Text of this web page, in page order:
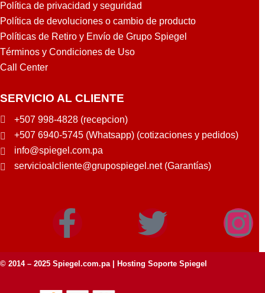
Política de privacidad y seguridad
Política de devoluciones o cambio de producto
Políticas de Retiro y Envío de Grupo Spiegel
Términos y Condiciones de Uso
Call Center
SERVICIO AL CLIENTE
+507 998-4828 (recepcion)
+507 6940-5745 (Whatsapp) (cotizaciones y pedidos)
info@spiegel.com.pa
servicioalcliente@grupospiegel.net (Garantías)
© 2014 – 2025 Spiegel.com.pa| Hosting Soporte Spiegel